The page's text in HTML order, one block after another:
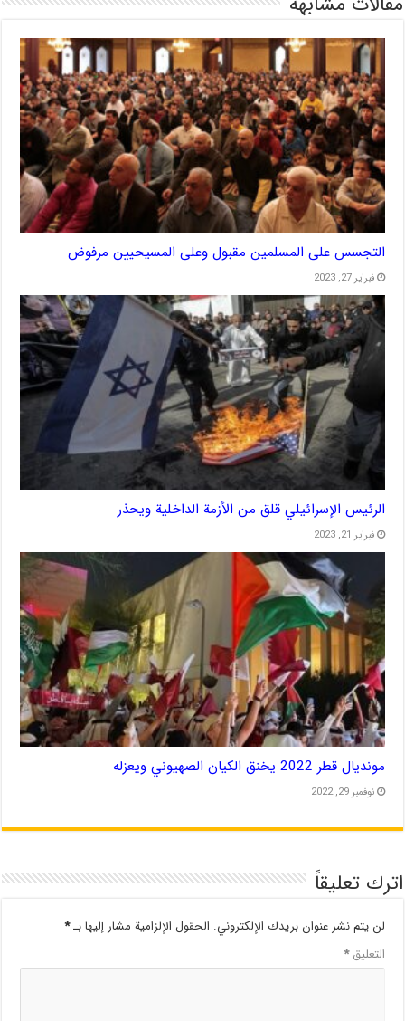
التجسس على المسلمين مقبول وعلى المسيحيين مرفوض
فبراير 27, 2023
الرئيس الإسرائيلي قلق من الأزمة الداخلية ويحذر
فبراير 21, 2023
مونديال قطر 2022 يخنق الكيان الصهيوني ويعزله
نوفمبر 29, 2022
اترك تعليقاً
لن يتم نشر عنوان بريدك الإلكتروني. الحقول الإلزامية مشار إليها بـ*
التعليق*